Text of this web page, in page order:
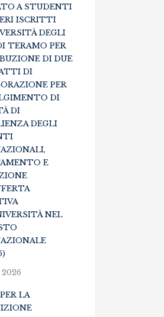
A STUDENTI
ISCRITTI
DEGLI
TERAMO PER
DI DUE
DI
PER
DI
DI
DEGLI
E
NEL
LA